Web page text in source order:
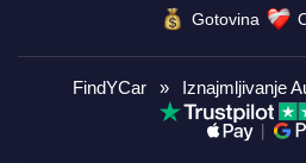
Gotovina
FindYCar » Iznajmljivanje